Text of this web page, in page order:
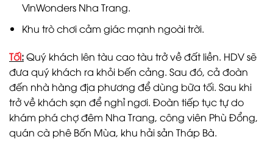
VinWonders Nha Trang.
Khu trò chơi cảm giác mạnh ngoài trời.
Tối:Quý khách lên tàu cao tàu trở về đất liền. HDV sẽ
đưa quý khách ra khỏi bến cảng. Sau đó, cả đoàn
đến nhà hàng địa phương để dùng bữa tối. Sau khi
trở về khách sạn để nghỉ ngơi. Đoàn tiếp tục tự do
khám phá chợ đêm Nha Trang, công viên Phù Đổng,
quán cà phê Bốn Mùa, khu hải sản Tháp Bà.